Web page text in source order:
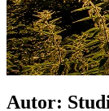
Autor: